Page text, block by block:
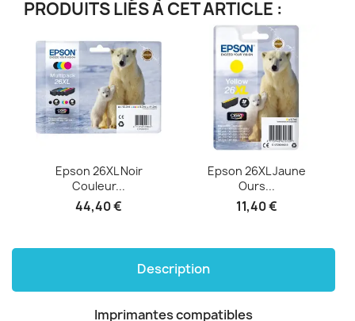
PRODUITS LIÉS À CET ARTICLE :
Epson 26XL Noir
Couleur...
44,40 €
Epson 26XL Jaune
Ours...
11,40 €
Description
Imprimantes compatibles